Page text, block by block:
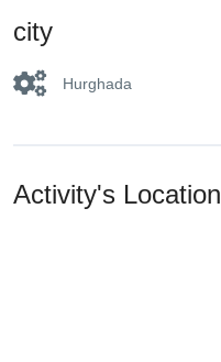
city
Hurghada
Activity's Location